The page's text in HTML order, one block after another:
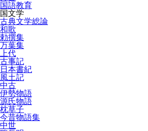
国語教育
国文学
古典文学総論
和歌
勅撰集
万葉集
上代
古事記
日本書紀
風土記
中古
伊勢物語
源氏物語
枕草子
今昔物語集
中世